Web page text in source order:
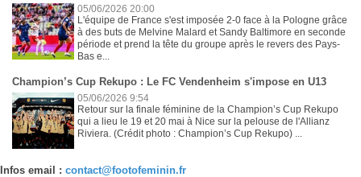
05/06/2026 20:00
L'équipe de France s'est imposée 2-0 face à la Pologne grâce
à des buts de Melvine Malard et Sandy Baltimore en seconde
période et prend la tête du groupe après le revers des Pays-
Bas e...
Champion’s Cup Rekupo : Le FC Vendenheim s'impose en U13
05/06/2026 9:54
Retour sur la finale féminine de la Champion’s Cup Rekupo
qui a lieu le 19 et 20 mai à Nice sur la pelouse de l'Allianz
Riviera. (Crédit photo : Champion’s Cup Rekupo) ...
Infos email : contact@footofeminin.fr